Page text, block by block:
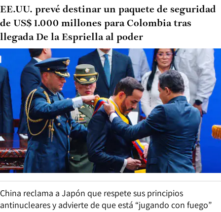
EE.UU. prevé destinar un paquete de seguridad
de US$ 1.000 millones para Colombia tras
llegada De la Espriella al poder
China reclama a Japón que respete sus principios
antinucleares y advierte de que está “jugando con fuego”